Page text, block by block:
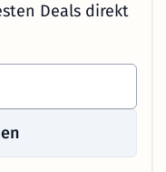
Deals direkt